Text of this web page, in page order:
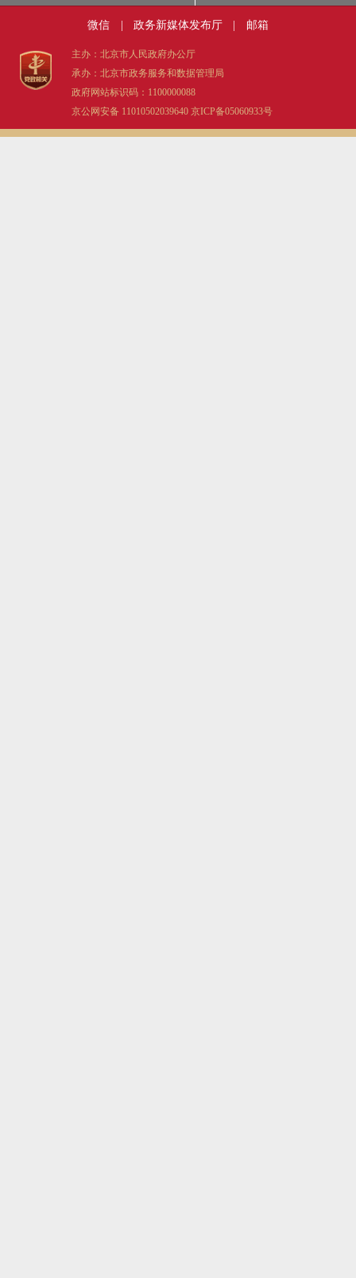
微信 政务新媒体发布厅 邮箱
主办：北京市人民政府办公厅
承办：北京市政务服务和数据管理局
政府网站标识码：1100000088
京公网安备 11010502039640 京ICP备05060933号